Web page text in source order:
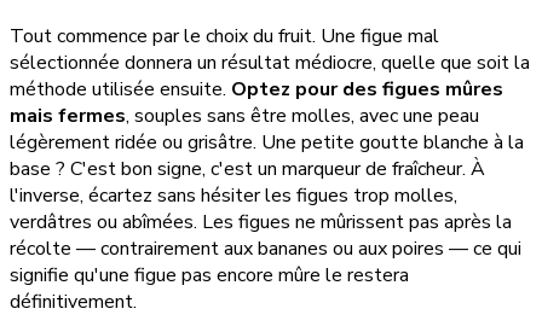
Tout commence par le choix du fruit. Une figue mal
sélectionnée donnera un résultat médiocre, quelle que soit la
méthode utilisée ensuite. Optez pour des figues mûres
mais fermes, souples sans être molles, avec une peau
légèrement ridée ou grisâtre. Une petite goutte blanche à la
base ? C'est bon signe, c'est un marqueur de fraîcheur. À
l'inverse, écartez sans hésiter les figues trop molles,
verdâtres ou abîmées. Les figues ne mûrissent pas après la
récolte — contrairement aux bananes ou aux poires — ce qui
signifie qu'une figue pas encore mûre le restera
définitivement.